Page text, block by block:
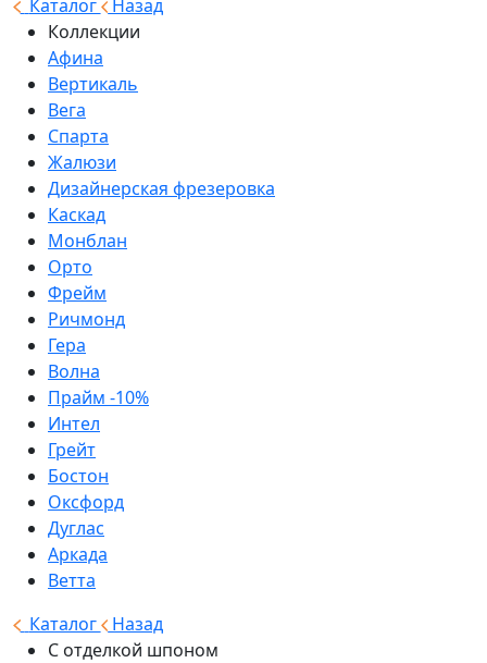
Каталог
Назад
Коллекции
Афина
Вертикаль
Вега
Спарта
Жалюзи
Дизайнерская фрезеровка
Каскад
Монблан
Орто
Фрейм
Ричмонд
Гера
Волна
Прайм -10%
Интел
Грейт
Бостон
Оксфорд
Дуглас
Аркада
Ветта
Каталог
Назад
С отделкой шпоном